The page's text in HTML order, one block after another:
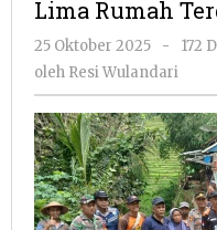
Lima Rumah
25 Oktober 2025
oleh
Resi
-
172
oleh Resi Wulandari